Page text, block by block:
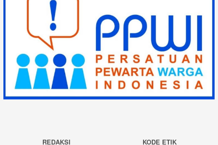
REDAKSI KODE ETIK